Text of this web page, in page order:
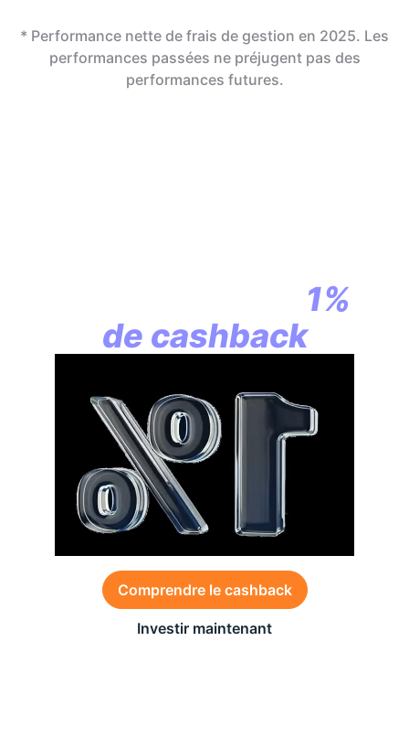
* Performance nette de frais de gestion en 2025. Les
performances passées ne préjugent pas des
performances futures.
1%
de cashback
Comprendre le cashback
Investir maintenant